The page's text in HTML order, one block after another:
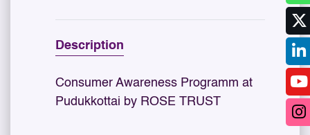
Description
Consumer Awareness Programm at
Pudukkottai by ROSE TRUST